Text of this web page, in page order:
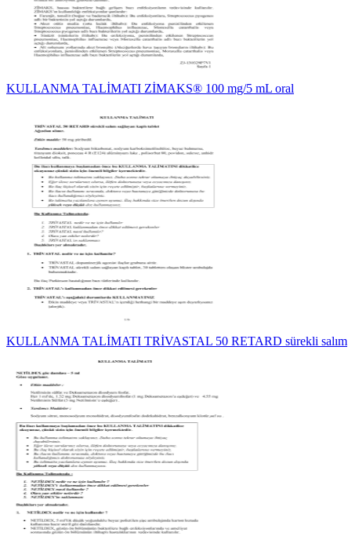
KULLANMA TALİMATI ZİMAKS® 100 mg/5 mL oral
KULLANMA TALİMATI TRİVASTAL 50 RETARD sürekli salım